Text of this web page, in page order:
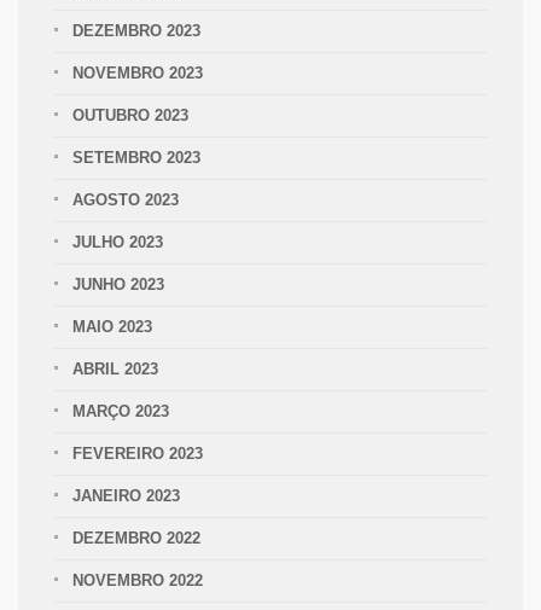
DEZEMBRO 2023
NOVEMBRO 2023
OUTUBRO 2023
SETEMBRO 2023
AGOSTO 2023
JULHO 2023
JUNHO 2023
MAIO 2023
ABRIL 2023
MARÇO 2023
FEVEREIRO 2023
JANEIRO 2023
DEZEMBRO 2022
NOVEMBRO 2022